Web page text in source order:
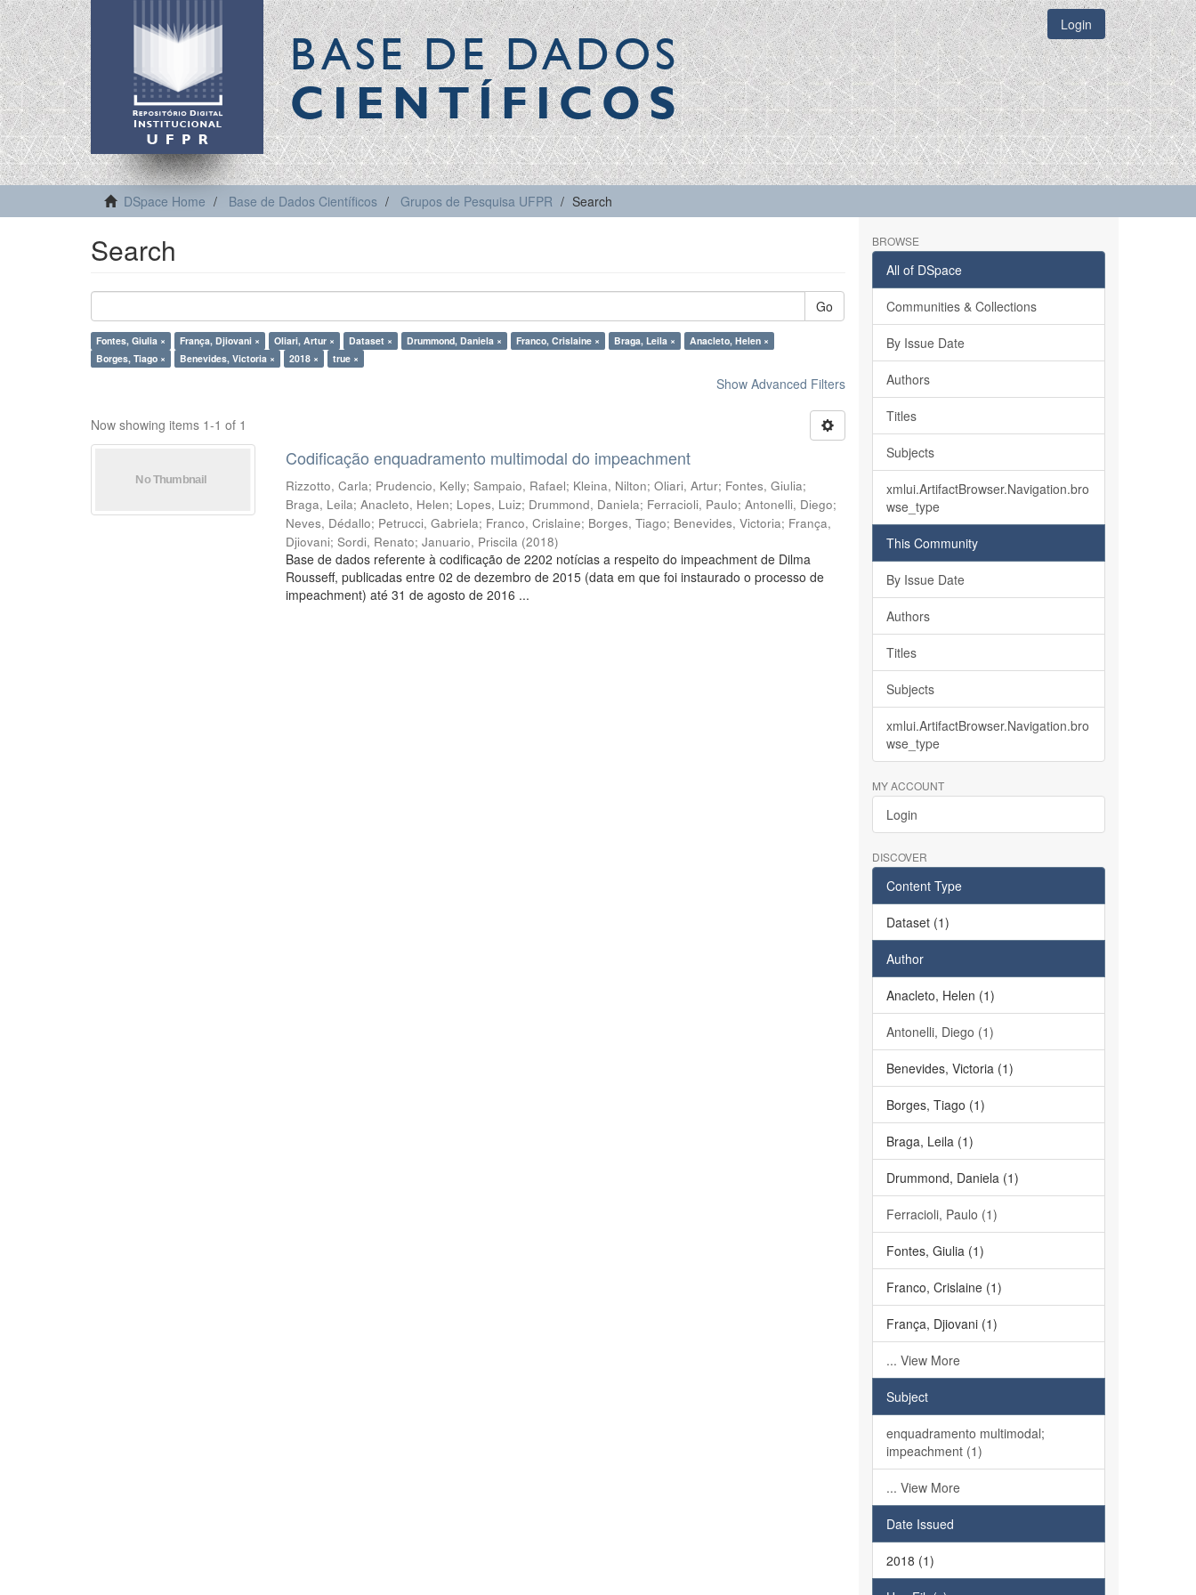
BASE DE DADOS
CIENTÍFICOS
Login
DSpace Home Base de Dados Científicos Grupos de Pesquisa UFPR Search
Search
Go
Fontes, Giulia × França, Djiovani × Oliari, Artur × Dataset × Drummond, Daniela × Franco, Crislaine × Braga, Leila ×
Anacleto, Helen ×
Borges, Tiago ×
Benevides, Victoria × 2018 × true ×
Show Advanced Filters
Now showing items 1-1 of 1
Codificação enquadramento multimodal do impeachment
Rizzotto, Carla; Prudencio, Kelly;Sampaio, Rafael; Kleina, Nilton;Oliari, Artur; Fontes, Giulia;
Braga, Leila;Anacleto, Helen; Lopes, Luiz; Drummond, Daniela; Ferracioli, Paulo;Antonelli, Diego;
Neves, Dédallo; Petrucci, Gabriela; Franco, Crislaine; Borges, Tiago; Benevides, Victoria; França,
Djiovani;Sordi, Renato;Januario, Priscila (2018)
Base de dados referente à codificação de 2202 notícias a respeito do impeachment de Dilma
Rousseff, publicadas entre 02 de dezembro de 2015 (data em que foi instaurado o processo de
impeachment) até 31 de agosto de 2016 ...
BROWSE
All of DSpace
Communities & Collections
By Issue Date
Authors
Titles
Subjects
xmlui.ArtifactBrowser.Navigation.bro
wse_type
This Community
By Issue Date
Authors
Titles
Subjects
xmlui.ArtifactBrowser.Navigation.bro
wse_type
MY ACCOUNT
Login
DISCOVER
Content Type
Dataset (1)
Author
Anacleto, Helen (1)
Antonelli, Diego (1)
Benevides, Victoria (1)
Borges, Tiago (1)
Braga, Leila (1)
Drummond, Daniela (1)
Ferracioli, Paulo (1)
Fontes, Giulia (1)
Franco, Crislaine (1)
França, Djiovani (1)
... View More
Subject
enquadramento multimodal;
impeachment (1)
... View More
Date Issued
2018 (1)